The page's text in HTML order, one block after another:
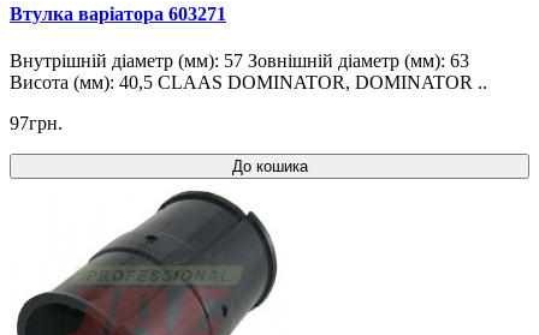
Втулка варіатора 603271
Внутрішній діаметр (мм): 57 Зовнішній діаметр (мм): 63
Висота (мм): 40,5 CLAAS DOMINATOR, DOMINATOR ..
97грн.
До кошика